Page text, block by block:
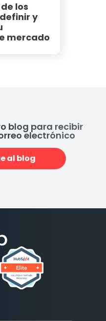
los
y
mercado
blog para recibir
electrónico
al blog